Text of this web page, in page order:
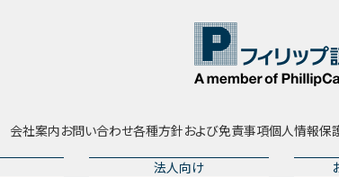
会社案内お問い合わせ各種方針および免責事項個人情報保
法人向け